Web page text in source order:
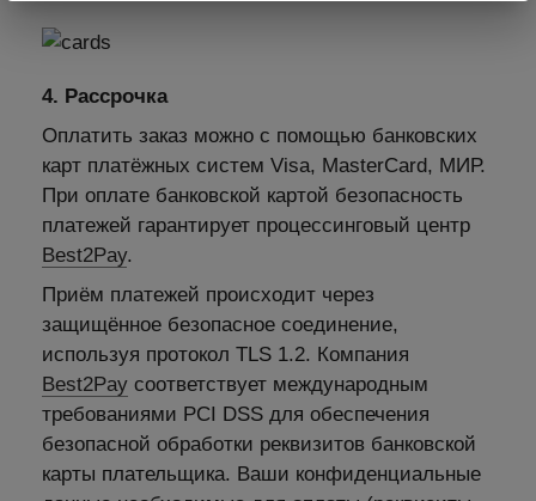
4. Рассрочка
Оплатить заказ можно с помощью банковских
карт платёжных систем Visa, MasterCard, МИР.
При оплате банковской картой безопасность
платежей гарантирует процессинговый центр
Best2Pay.
Приём платежей происходит через
защищённое безопасное соединение,
используя протокол TLS 1.2. Компания
Best2Pay соответствует международным
требованиями PCI DSS для обеспечения
безопасной обработки реквизитов банковской
карты плательщика. Ваши конфиденциальные